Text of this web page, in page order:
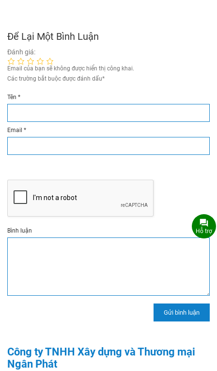
Để Lại Một Bình Luận
Đánh giá:
Email của bạn sẽ không được hiển thị công khai.
Các trường bắt buộc được đánh dấu*
Tên *
Email *
Bình luận
Công ty TNHH Xây dựng và Thương mại
Ngân Phát
Hỗ trợ